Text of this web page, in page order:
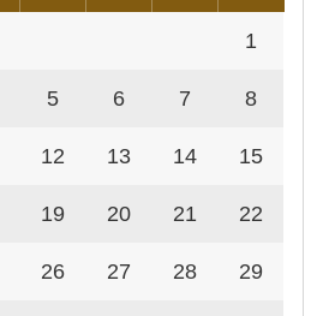
1
5 6 7 8
12 13 14 15
19 20 21 22
26 27 28 29